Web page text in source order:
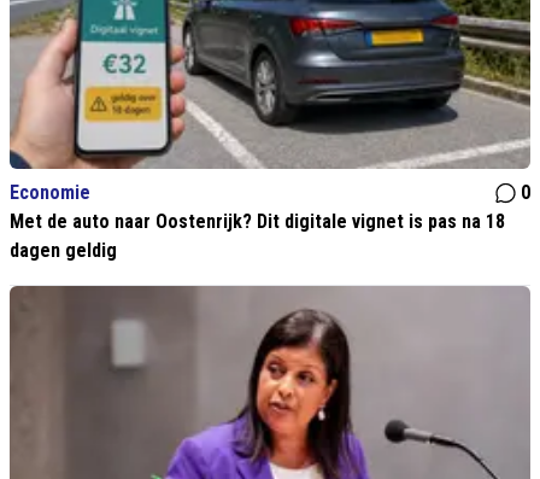
Economie
0
Met de auto naar Oostenrijk? Dit digitale vignet is pas na 18
dagen geldig